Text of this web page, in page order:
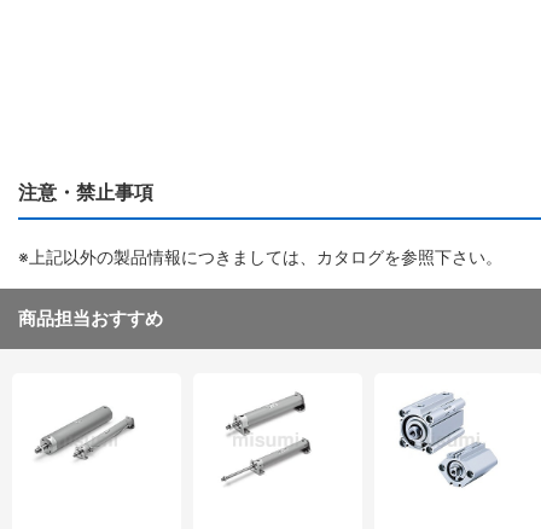
注意・禁止事項
※上記以外の製品情報につきましては、カタログを参照下さい。
商品担当おすすめ